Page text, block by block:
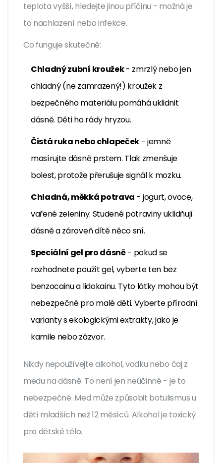
teplota vyšší, hledejte jinou příčinu - možná je
to nachlazení nebo infekce.
Co funguje skutečně:
Chladný zubní kroužek- zmrzlý nebo jen
chladný (ne zamrazený!) kroužek z
bezpečného materiálu pomáhá uklidnit
dásně. Děti ho rády hryzou.
Čistá ruka nebo chlapeček - jemně
masírujte dásně prstem. Tlak zmenšuje
bolest, protože přerušuje signál k mozku.
Chladná, měkká potrava - jogurt, ovoce,
vařené zeleniny. Studené potraviny uklidňují
dásně a zároveň dítě něco sní.
Speciální gel pro dásně- pokud se
rozhodnete použít gel, vyberte ten bez
benzocainu a lidokainu. Tyto látky mohou být
nebezpečné pro malé děti. Vyberte přírodní
varianty s ekologickými extrakty, jako je
kamile nebo zázvor.
Nikdy nepoužívejte alkohol, vodku nebo čaj z
medu na dásně. To není jen neúčinné - je to
nebezpečné. Med může způsobit botulismus u
dětí mladších než 12 měsíců. Alkohol je toxický
pro dětské tělo.